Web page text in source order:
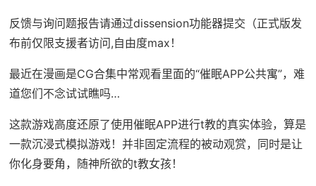
反馈与询问题报告请通过dissension功能器提交（正式版发
布前仅限支援者访问,自由度max！
最近在漫画是CG合集中常观看里面的“催眠APP公共寓”，难
道您们不念试试瞧吗…
这款游戏高度还原了使用催眠APP进行t教的真实体验，算是
一款沉浸式模拟游戏！并非固定流程的被动观赏，同时是让
你化身要角，随神所欲的t教女孩！